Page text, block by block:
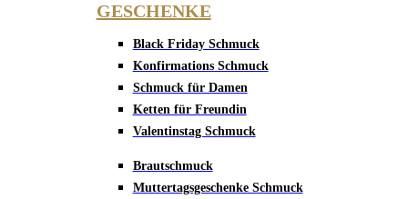
GESCHENKE
Black Friday Schmuck
Konfirmations Schmuck
Schmuck für Damen
Ketten für Freundin
Valentinstag Schmuck
Brautschmuck
Muttertagsgeschenke Schmuck